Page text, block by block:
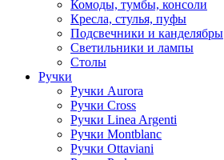
Комоды, тумбы, консоли
Кресла, стулья, пуфы
Подсвечники и канделябры
Светильники и лампы
Столы
Ручки
Ручки Aurora
Ручки Cross
Ручки Linea Argenti
Ручки Montblanc
Ручки Ottaviani